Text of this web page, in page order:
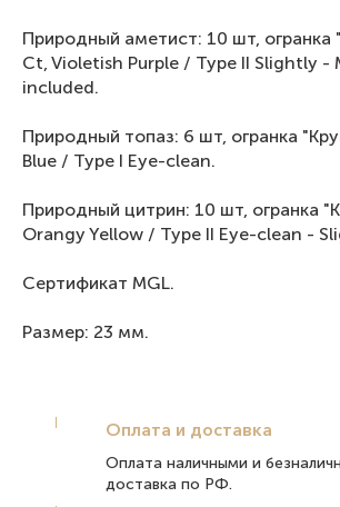
Природный аметист: 10 шт, огранка
Ct, Violetish Purple / Type II Slightly -
included.
Природный топаз: 6 шт, огранка
Blue / Type I Eye-clean.
Природный цитрин: 10 шт, огранка
Orangy Yellow / Type II Eye-clean -
Сертификат MGL.
Размер: 23 мм.
Оплата и доставка
Оплата наличными и
доставка по РФ.